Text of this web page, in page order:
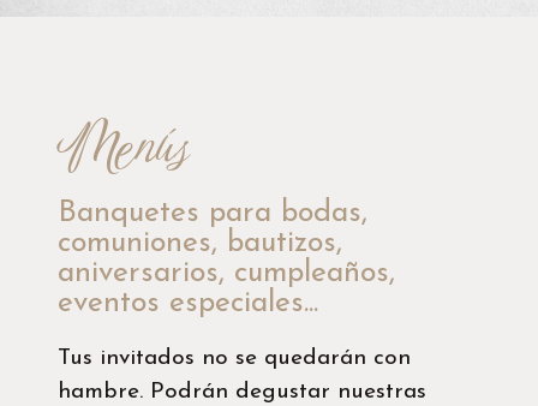
Menús
Banquetes para bodas,
comuniones, bautizos,
aniversarios, cumpleaños,
eventos especiales...
Tus invitados no se quedarán con
hambre. Podrán degustar nuestras